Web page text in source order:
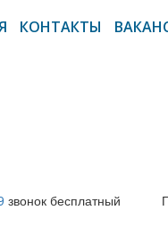
КОНТАКТЫ
звонок бесплатный